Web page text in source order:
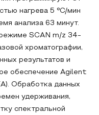
нагрева 5 °С/мин
анализа 63 минут.
SCAN m/z 34-
хроматографии,
результатов и
обеспечение Agilent
Обработка данных
удерживания,
спектральной